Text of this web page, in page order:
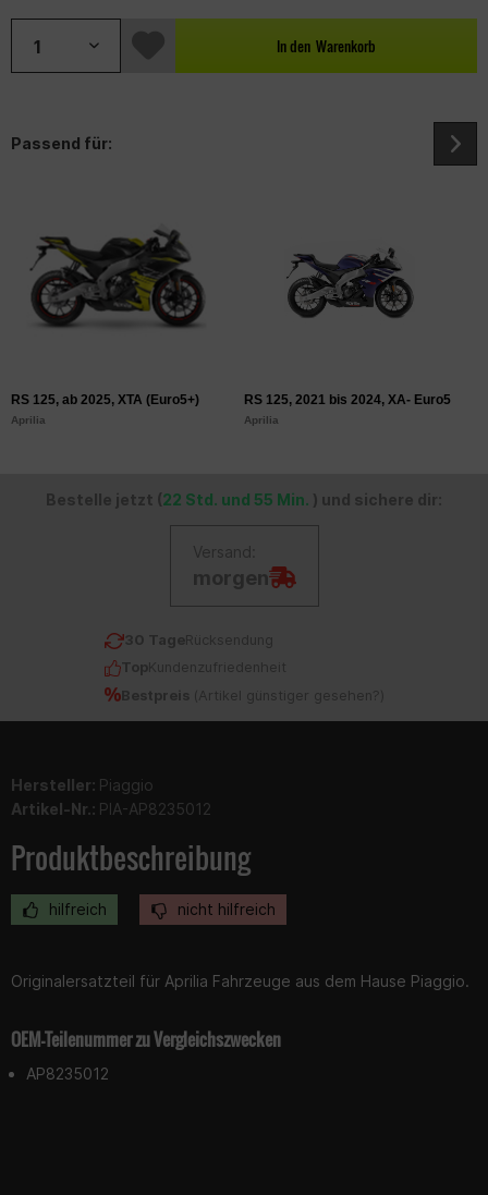
In den Warenkorb
Passend für:
RS 125, ab 2025, XTA (Euro5+)
Aprilia
RS 125, 2021 bis 2024, XA- Euro5
Aprilia
Bestelle jetzt ( 22 Std. und 55 Min. ) und sichere dir:
Versand:
morgen
30 TageRücksendung
TopKundenzufriedenheit
Bestpreis ( Artikel günstiger gesehen? )
Hersteller: Piaggio
Artikel-Nr.: PIA-AP8235012
Produktbeschreibung
hilfreich nicht hilfreich
Originalersatzteil für Aprilia Fahrzeuge aus dem Hause Piaggio.
OEM-Teilenummer zu Vergleichszwecken
AP8235012